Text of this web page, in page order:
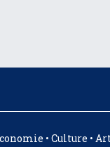
• Culture •